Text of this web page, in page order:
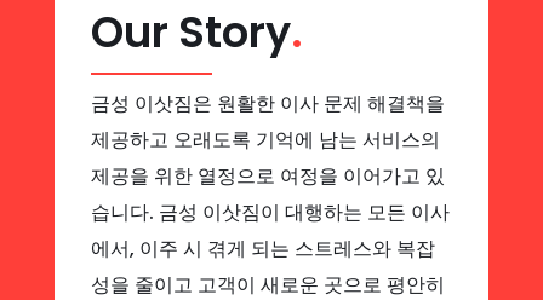
Our Story.
금성 이삿짐은 원활한 이사 문제 해결책을
제공하고 오래도록 기억에 남는 서비스의
제공을 위한 열정으로 여정을 이어가고 있
습니다. 금성 이삿짐이 대행하는 모든 이사
에서, 이주 시 겪게 되는 스트레스와 복잡
성을 줄이고 고객이 새로운 곳으로 평안히